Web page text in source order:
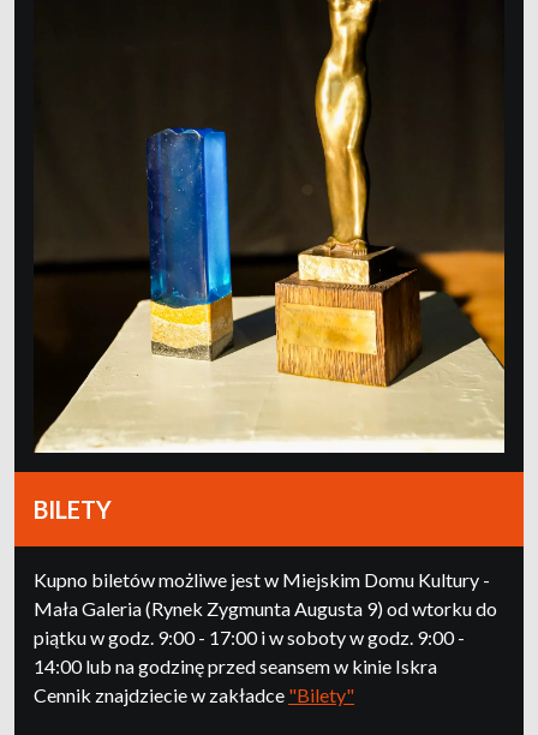
BILETY
Kupno biletów możliwe jest w Miejskim Domu Kultury -
Mała Galeria (Rynek Zygmunta Augusta 9) od wtorku do
piątku w godz. 9:00 - 17:00 i w soboty w godz. 9:00 -
14:00 lub na godzinę przed seansem w kinie Iskra
Cennik znajdziecie w zakładce "Bilety"